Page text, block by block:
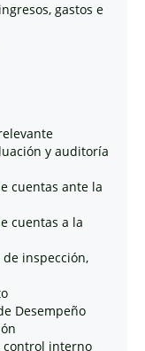
gastos e
y auditoría
cuentas ante la
cuentas a la
inspección,
Desempeño
control interno